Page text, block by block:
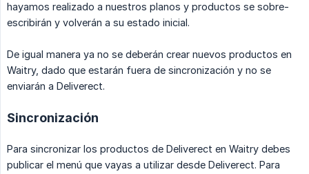
hayamos realizado a nuestros planos y productos se sobre-
escribirán y volverán a su estado inicial.
De igual manera ya no se deberán crear nuevos productos en
Waitry, dado que estarán fuera de sincronización y no se
enviarán a Deliverect.
Sincronización
Para sincronizar los productos de Deliverect en Waitry debes
publicar el menú que vayas a utilizar desde Deliverect. Para